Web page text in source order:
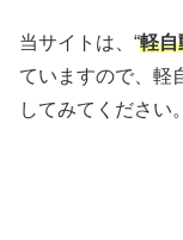
当サイトは、“軽自
ていますので、軽
してみてください。